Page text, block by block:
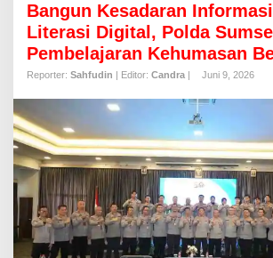
u
n
K
e
a
a
r
n
I
n
f
Bangun Kesadaran
Literasi Digital, Polda
Pembelajaran Kehumasan
Reporter: Sahfudin | Editor: Candra | Juni 9, 2026